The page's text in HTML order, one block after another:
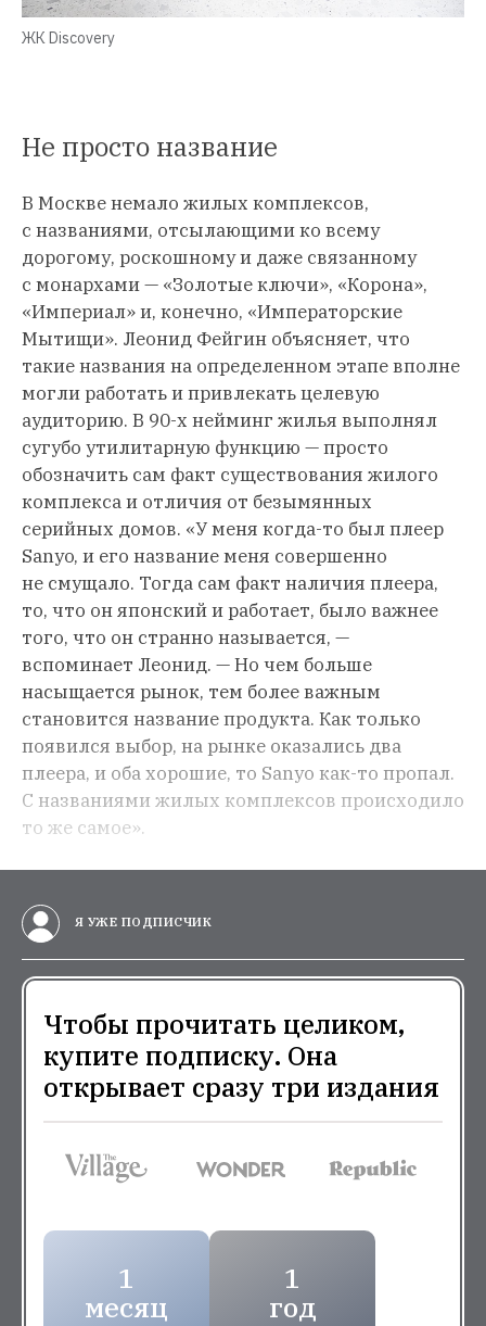
ЖК Discovery
Не просто название
В Москве немало жилых комплексов,
с названиями, отсылающими ко всему
дорогому, роскошному и даже связанному
с монархами — «Золотые ключи», «Корона»,
«Империал» и, конечно, «Императорские
Мытищи». Леонид Фейгин объясняет, что
такие названия на определенном этапе вполне
могли работать и привлекать целевую
аудиторию. В 90-х нейминг жилья выполнял
сугубо утилитарную функцию — просто
обозначить сам факт существования жилого
комплекса и отличия от безымянных
серийных домов. «У меня когда-то был плеер
Sanyo, и его название меня совершенно
не смущало. Тогда сам факт наличия плеера,
то, что он японский и работает, было важнее
того, что он странно называется, —
вспоминает Леонид. — Но чем больше
насыщается рынок, тем более важным
становится название продукта. Как только
появился выбор, на рынке оказались два
плеера, и оба хорошие, то Sanyo как-то пропал.
С названиями жилых комплексов происходило
то же самое».
Я УЖЕ ПОДПИСЧИК
Чтобы прочитать целиком,
купите подписку. Она
открывает сразу три издания
1
месяц
1
год